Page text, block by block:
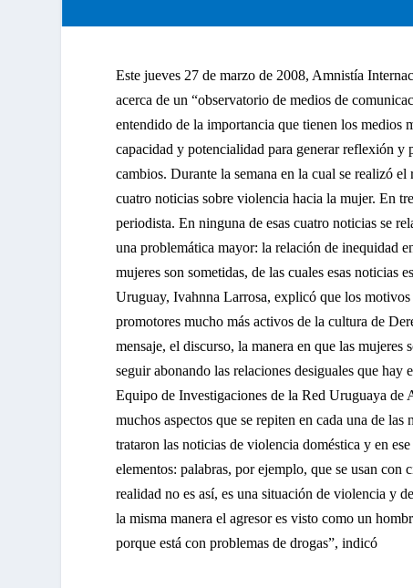
Este jueves 27 de marzo de 2008, Amnistía
acerca de un “observatorio de medios de
entendido de la importancia que tienen los
capacidad y potencialidad para generar reflexión
cambios. Durante la semana en la cual se realizó
cuatro noticias sobre violencia hacia la mujer. En
periodista. En ninguna de esas cuatro noticias se
una problemática mayor: la relación de inequidad
mujeres son sometidas, de las cuales esas noticias
Uruguay, Ivahnna Larrosa, explicó que los
promotores mucho más activos de la cultura de
mensaje, el discurso, la manera en que las mujeres
seguir abonando las relaciones desiguales que
Equipo de Investigaciones de la Red Uruguaya de
muchos aspectos que se repiten en cada una de las
trataron las noticias de violencia doméstica y en
elementos: palabras, por ejemplo, que se usan con
realidad no es así, es una situación de violencia y
la misma manera el agresor es visto como un
porque está con problemas de drogas”, indicó